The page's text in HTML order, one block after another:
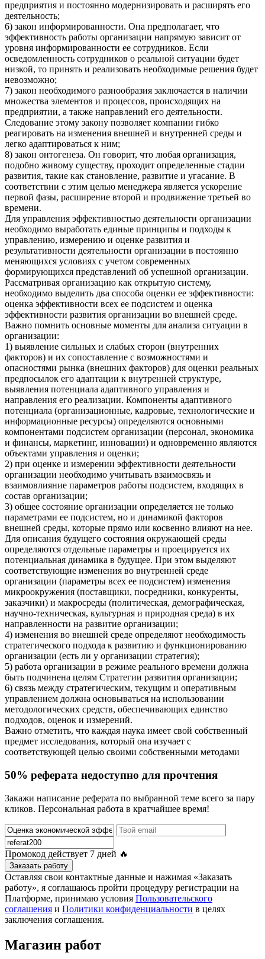
предприятия и постоянно модернизировать и расширять его
деятельность;
6) закон информированности. Она предполагает, что
эффективность работы организации напрямую зависит от
уровня информированности ее сотрудников. Если
осведомленность сотрудников о реальной ситуации будет
низкой, то принять и реализовать необходимые решения будет
невозможно;
7) закон необходимого разнообразия заключается в наличии
множества элементов и процессов, происходящих на
предприятии, а также направлений его деятельности.
Следование этому закону позволяет компании гибко
реагировать на изменения внешней и внутренней среды и
легко адаптироваться к ним;
8) закон онтогенеза. Он говорит, что любая организация,
подобно живому существу, проходит определенные стадии
развития, такие как становление, развитие и угасание. В
соответствии с этим целью менеджера является ускорение
первой фазы, расширение второй и продвижение третьей во
времени.
Для управления эффективностью деятельности организации
необходимо выработать единые принципы и подходы к
управлению, измерению и оценке развития и
результативности деятельности организации в постоянно
меняющихся условиях с учетом современных
формирующихся представлений об успешной организации.
Рассматривая организацию как открытую систему,
необходимо выделить два способа оценки ее эффективности:
оценка эффективности всех ее подсистем и оценка
эффективности развития организации во внешней среде.
Важно помнить основные моменты для анализа ситуации в
организации:
1) выявление сильных и слабых сторон (внутренних
факторов) и их сопоставление с возможностями и
опасностями рынка (внешних факторов) для оценки реальных
предпосылок его адаптации к внутренней структуре,
выявления потенциала адаптивного управления и
направления его реализации. Компоненты адаптивного
потенциала (организационные, кадровые, технологические и
информационные ресурсы) определяются основными
компонентами подсистем организации (персонал, экономика
и финансы, маркетинг, инновации) и одновременно являются
объектами управления и оценки;
2) при оценке и измерении эффективности деятельности
организации необходимо учитывать взаимосвязь и
взаимовлияние параметров работы подсистем, входящих в
состав организации;
3) общее состояние организации определяется не только
параметрами ее подсистем, но и динамикой факторов
внешней среды, которые прямо или косвенно влияют на нее.
Для описания будущего состояния окружающей среды
определяются отдельные параметры и проецируется их
потенциальная динамика в будущее. При этом выделяют
соответствующие изменения во внутренней среде
организации (параметры всех ее подсистем) изменения
микроокружения (поставщики, посредники, конкуренты,
заказчики) и макросреды (политическая, демографическая,
научно-техническая, культурная и природная среда) в их
направленности на развитие организации;
4) изменения во внешней среде определяют необходимость
стратегического подхода к развитию и функционированию
организации (есть ли у организации стратегия);
5) работа организации в режиме реального времени должна
быть подчинена целям Стратегии развития организации;
6) связь между стратегическим, текущим и оперативным
управлением должна основываться на использовании
методологических средств, обеспечивающих единство
подходов, оценок и измерений.
Важно отметить, что каждая наука имеет свой собственный
предмет исследования, который она изучает с
соответствующей целью своими собственными методами
50% реферата недоступно для прочтения
Закажи написание реферата по выбранной теме всего за пару
кликов. Персональная работа в кратчайшее время!
Промокод действует 7 дней 🔥
Заказать работу
Оставляя свои контактные данные и нажимая «Заказать
работу», я соглашаюсь пройти процедуру регистрации на
Платформе, принимаю условия Пользовательского
соглашения и Политики конфиденциальности в целях
заключения соглашения.
Магазин работ